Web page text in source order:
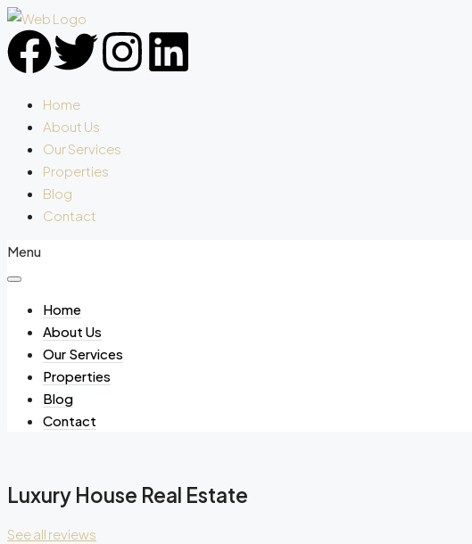
Home
About Us
Our Services
Properties
Blog
Contact
Menu
Home
About Us
Our Services
Properties
Blog
Contact
Luxury House Real Estate
See all reviews